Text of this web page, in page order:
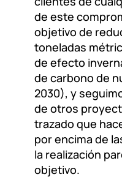
de este
objetivo de
toneladas
de efecto
de carbono de
2030), y
de otros
trazado que
por encima de
la realización
objetivo.